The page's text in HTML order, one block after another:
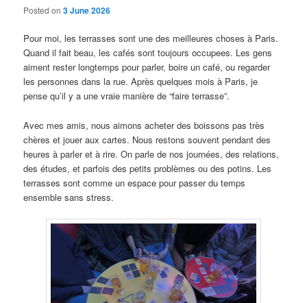
Posted on3 June 2026
Pour moi, les terrasses sont une des meilleures choses à Paris.
Quand il fait beau, les cafés sont toujours occupees. Les gens
aiment rester longtemps pour parler, boire un café, ou regarder
les personnes dans la rue. Après quelques mois à Paris, je
pense qu’il y a une vraie manière de “faire terrasse”.
Avec mes amis, nous aimons acheter des boissons pas très
chères et jouer aux cartes. Nous restons souvent pendant des
heures à parler et à rire. On parle de nos journées, des relations,
des études, et parfois des petits problèmes ou des potins. Les
terrasses sont comme un espace pour passer du temps
ensemble sans stress.